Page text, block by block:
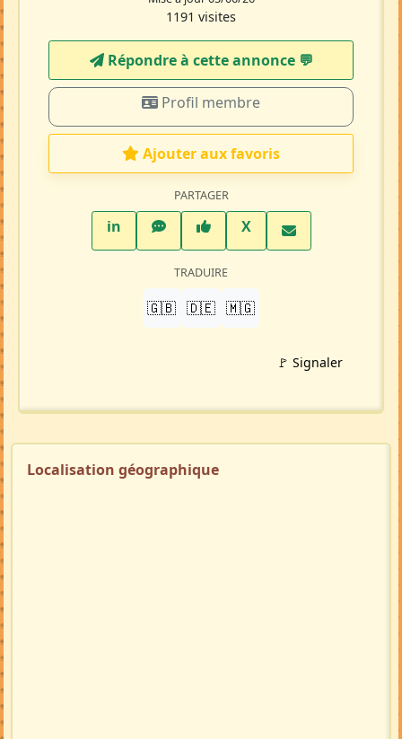
1191 visites
Répondre à cette annonce 💬​
Profil membre
Ajouter aux favoris
PARTAGER
inLinkedInWhatsAppFacebook
XTwitter X
TRADUIRE
🇬🇧 🇩🇪 🇲🇬
🚩 Signaler
Localisation géographique